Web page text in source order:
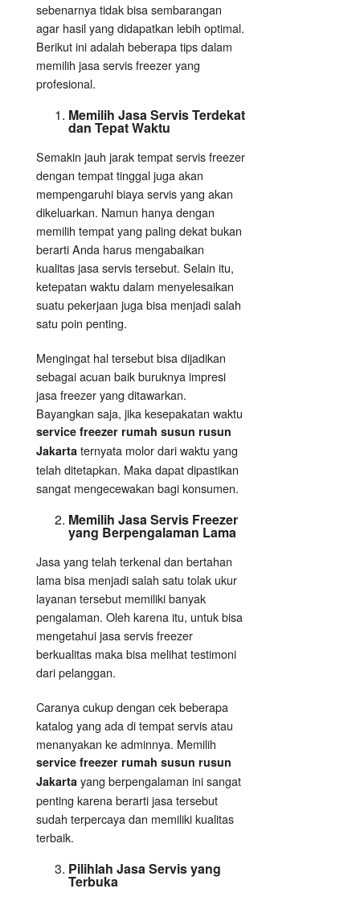
sebenarnya tidak bisa sembarangan
agar hasil yang didapatkan lebih optimal.
Berikut ini adalah beberapa tips dalam
memilih jasa servis freezer yang
profesional.
Memilih Jasa Servis Terdekat
dan Tepat Waktu
Semakin jauh jarak tempat servis freezer
dengan tempat tinggal juga akan
mempengaruhi biaya servis yang akan
dikeluarkan. Namun hanya dengan
memilih tempat yang paling dekat bukan
berarti Anda harus mengabaikan
kualitas jasa servis tersebut. Selain itu,
ketepatan waktu dalam menyelesaikan
suatu pekerjaan juga bisa menjadi salah
satu poin penting.
Mengingat hal tersebut bisa dijadikan
sebagai acuan baik buruknya impresi
jasa freezer yang ditawarkan.
Bayangkan saja, jika kesepakatan waktu
service freezer rumah susun rusun
Jakarta ternyata molor dari waktu yang
telah ditetapkan. Maka dapat dipastikan
sangat mengecewakan bagi konsumen.
Memilih Jasa Servis Freezer
yang Berpengalaman Lama
Jasa yang telah terkenal dan bertahan
lama bisa menjadi salah satu tolak ukur
layanan tersebut memiliki banyak
pengalaman. Oleh karena itu, untuk bisa
mengetahui jasa servis freezer
berkualitas maka bisa melihat testimoni
dari pelanggan.
Caranya cukup dengan cek beberapa
katalog yang ada di tempat servis atau
menanyakan ke adminnya. Memilih
service freezer rumah susun rusun
Jakarta yang berpengalaman ini sangat
penting karena berarti jasa tersebut
sudah terpercaya dan memiliki kualitas
terbaik.
Pilihlah Jasa Servis yang
Terbuka